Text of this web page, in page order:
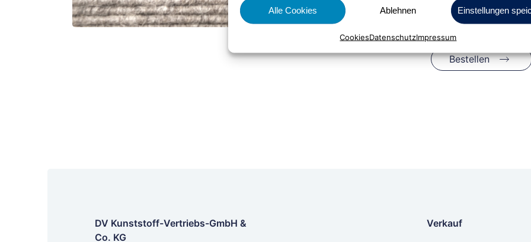
Alle Cookies Ablehnen Einstellungen
CookiesDatenschutzImpressum
Bestellen
DV Kunststoff-Vertriebs-GmbH &
Co. KG
Verkauf